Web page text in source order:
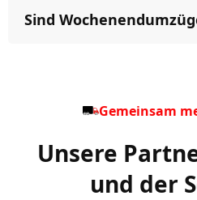
Sind
Gemeinsam
Unsere
und der